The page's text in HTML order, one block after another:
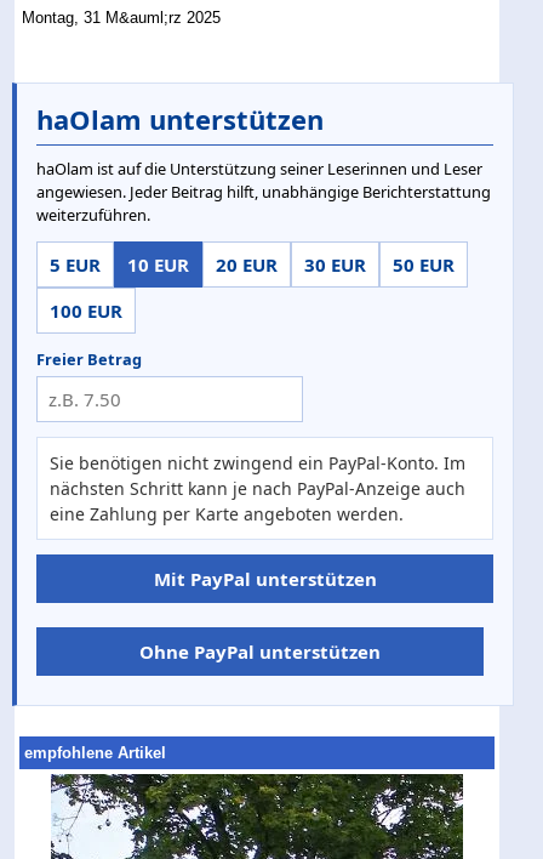
Montag, 31 M&auml;rz 2025
haOlam unterstützen
haOlam ist auf die Unterstützung seiner Leserinnen und Leser
angewiesen. Jeder Beitrag hilft, unabhängige Berichterstattung
weiterzuführen.
5 EUR 10 EUR 20 EUR 30 EUR
50 EUR
100 EUR
Freier Betrag
Sie benötigen nicht zwingend ein PayPal-Konto. Im
nächsten Schritt kann je nach PayPal-Anzeige auch
eine Zahlung per Karte angeboten werden.
Mit PayPal unterstützen
Ohne PayPal unterstützen
empfohlene Artikel